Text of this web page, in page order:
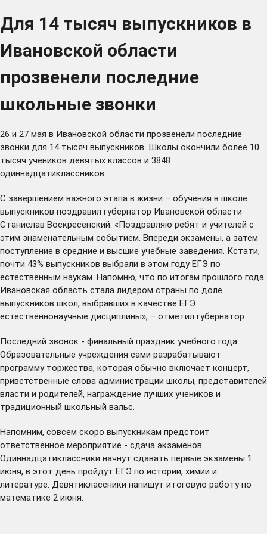
Для 14 тысяч выпускников в
Ивановской области
прозвенели последние
школьные звонки
26 и 27 мая в Ивановской области прозвенели последние
звонки для 14 тысяч выпускников. Школы окончили более 10
тысяч учеников девятых классов и 3848
одиннадцатиклассников.
С завершением важного этапа в жизни – обучения в школе
выпускников поздравил губернатор Ивановской области
Станислав Воскресенский. «Поздравляю ребят и учителей с
этим знаменательным событием. Впереди экзамены, а затем
поступление в средние и высшие учебные заведения. Кстати,
почти 43% выпускников выбрали в этом году ЕГЭ по
естественным наукам. Напомню, что по итогам прошлого года
Ивановская область стала лидером страны по доле
выпускников школ, выбравших в качестве ЕГЭ
естественнонаучные дисциплины», – отметил губернатор.
Последний звонок - финальный праздник учебного года.
Образовательные учреждения сами разрабатывают
программу торжества, которая обычно включает концерт,
приветственные слова администрации школы, представителей
власти и родителей, награждение лучших учеников и
традиционный школьный вальс.
Напомним, совсем скоро выпускникам предстоит
ответственное мероприятие - сдача экзаменов.
Одиннадцатиклассники начнут сдавать первые экзамены 1
июня, в этот день пройдут ЕГЭ по истории, химии и
литературе. Девятиклассники напишут итоговую работу по
математике 2 июня.